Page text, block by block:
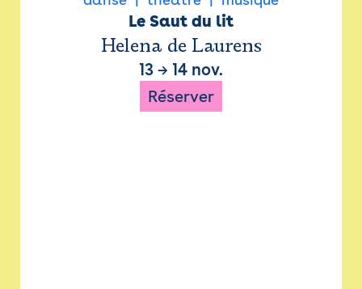
Le Saut du lit
Helena de Laurens
13 → 14 nov.
Réserver